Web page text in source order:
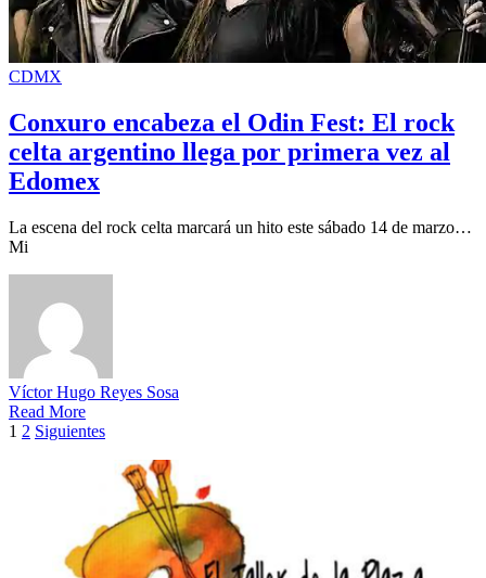
CDMX
Conxuro encabeza el Odin Fest: El rock
celta argentino llega por primera vez al
Edomex
La escena del rock celta marcará un hito este sábado 14 de marzo…
Mi
Víctor Hugo Reyes Sosa
Read More
Paginación
1 2 Siguientes